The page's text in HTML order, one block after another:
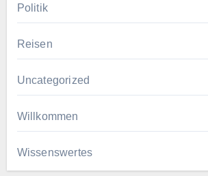
Politik
Reisen
Uncategorized
Willkommen
Wissenswertes